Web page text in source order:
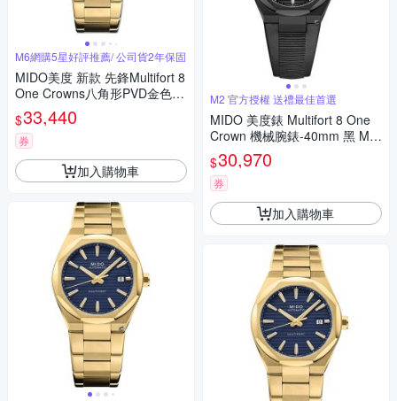
M6網購5星好評推薦/ 公司貨2年保固
MIDO美度 新款 先鋒Multifort 8
One Crowns八角形PVD金色藍
面40㎜ M6(M0555073304100)
$33,440
券
加入購物車
M2 官方授權 送禮最佳首選
MIDO 美度錶 Multifort 8 One
Crown 機械腕錶-40mm 黑 M0
555073705100
$30,970
券
加入購物車